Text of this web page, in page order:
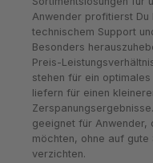
Anwender profitierst
technischem Support
Besonders
Preis-
stehen für ein
liefern für einen
geeignet für
möchten, ohne auf gute
verzichten.